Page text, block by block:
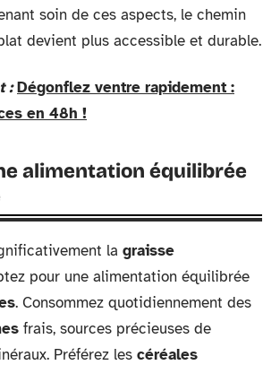
soin de ces aspects, le chemin
devient plus accessible et durable.
: Dégonflez ventre rapidement :
en 48h !
alimentation équilibrée
la graisse
pour une alimentation équilibrée
. Consommez quotidiennement des
frais, sources précieuses de
Préférez les céréales